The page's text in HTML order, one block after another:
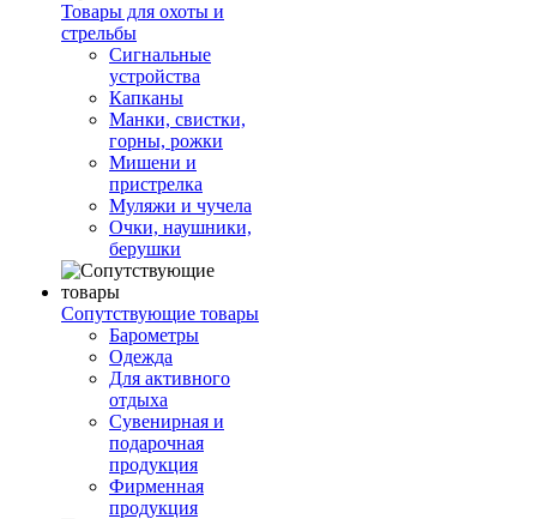
Товары для охоты и
стрельбы
Сигнальные
устройства
Капканы
Манки, свистки,
горны, рожки
Мишени и
пристрелка
Муляжи и чучела
Очки, наушники,
берушки
Сопутствующие товары
Барометры
Одежда
Для активного
отдыха
Сувенирная и
подарочная
продукция
Фирменная
продукция